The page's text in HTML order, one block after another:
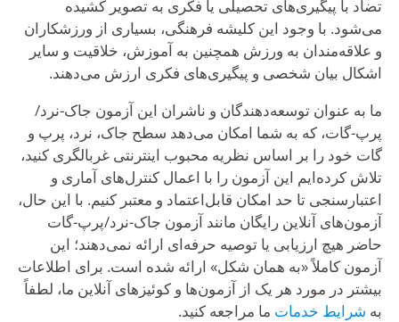
تضاد با پیگیری‌های تحصیلی یا فکری به تصویر کشیده
می‌شود. با وجود این کلیشه فرهنگی، بسیاری از ورزشکاران
و علاقه‌مندان به ورزش همچنین به آموزش، خلاقیت و سایر
اشکال بیان شخصی و پیگیری‌های فکری ارزش می‌دهند.
ما به عنوان توسعه‌دهندگان و ناشران این آزمون جاک-نرد/
پرپ-گات، که به شما امکان می‌دهد سطح جاک، نرد، پرپ و
گات خود را بر اساس نظریه محبوب اینترنتی غربالگری کنید،
تلاش کرده‌ایم این آزمون را با اعمال کنترل‌های آماری و
اعتبارسنجی تا حد امکان قابل‌اعتماد و معتبر کنیم. با این حال،
آزمون‌های آنلاین رایگان مانند آزمون جاک-نرد/پرپ-گات
حاضر هیچ ارزیابی یا توصیه حرفه‌ای ارائه نمی‌دهند؛ این
آزمون کاملاً «به همان شکل» ارائه شده است. برای اطلاعات
بیشتر در مورد هر یک از آزمون‌ها و کوئیزهای آنلاین ما، لطفاً
به شرایط خدمات ما مراجعه کنید.